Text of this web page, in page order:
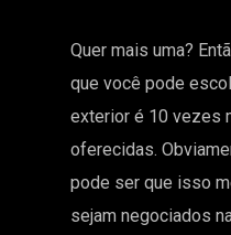
Quer mais uma?
que você pode
exterior é 10 vezes
oferecidas.
pode ser que isso
sejam negociados